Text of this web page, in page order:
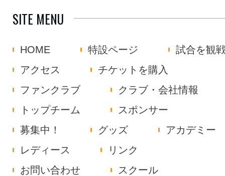
SITE MENU
HOME 特設ページ
試合を観
アクセス
チケットを購入
ファンクラブ
クラブ・会社情報
トップチーム
スポンサー
募集中！
グッズ
アカデミー
レディース
リンク
お問い合わせ
スクール